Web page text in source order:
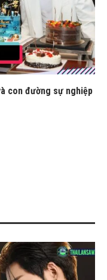
con đường sự nghiệp